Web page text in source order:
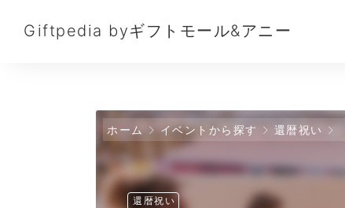
Giftpedia byギフトモール&アニー
ホーム イベントから探す 還暦祝い
還暦祝い